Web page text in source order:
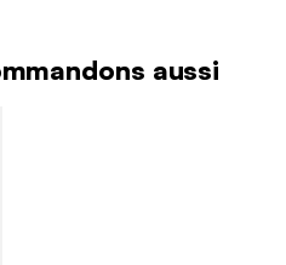
aussi